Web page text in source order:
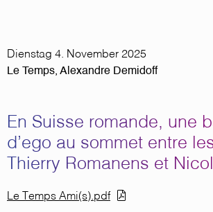
Dienstag 4. November 2025
Le Temps, Alexandre Demidoff
En Suisse romande, une
d’ego au sommet entre
Thierry Romanens et
Dokument
Le Temps Ami(s).pdf